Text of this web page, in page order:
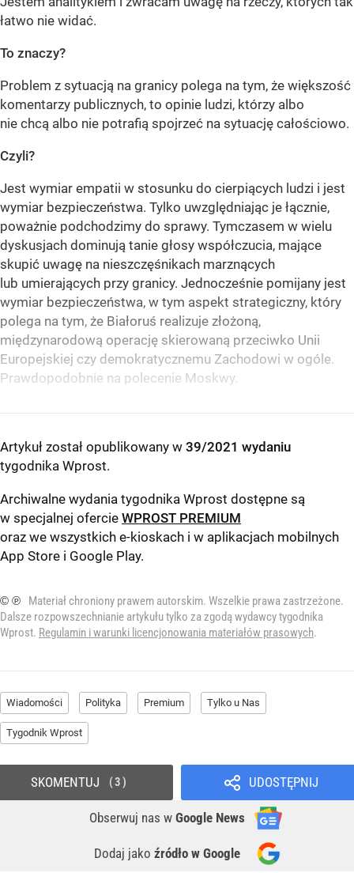
łatwo nie widać.
To znaczy?
Problem z sytuacją na granicy polega na tym, że większość
komentarzy publicznych, to opinie ludzi, którzy albo
nie chcą albo nie potrafią spojrzeć na sytuację całościowo.
Czyli?
Jest wymiar empatii w stosunku do cierpiących ludzi i jest
wymiar bezpieczeństwa. Tylko uwzględniając je łącznie,
poważnie podchodzimy do sprawy. Tymczasem w wielu
dyskusjach dominują tanie głosy współczucia, mające
skupić uwagę na nieszczęśnikach marznących
lub umierających przy granicy. Jednocześnie pomijany jest
wymiar bezpieczeństwa, w tym aspekt strategiczny, który
polega na tym, że Białoruś realizuje złożoną,
międzynarodową operację skierowaną przeciwko Unii
Europejskiej czy demokratycznemu Zachodowi w ogóle.
Prawdopodobnie na polecenie Moskwy.
Artykuł został opublikowany w 39/2021 wydaniu
tygodnika Wprost.
Archiwalne wydania tygodnika Wprost dostępne są
w specjalnej ofercie WPROST PREMIUM
oraz we wszystkich e-kioskach i w aplikacjach mobilnych
App Store i Google Play.
© ℗
Materiał chroniony prawem autorskim. Wszelkie prawa zastrzeżone.
Dalsze rozpowszechnianie artykułu tylko za zgodą wydawcy tygodnika
Wprost. Regulamin i warunki licencjonowania materiałów prasowych.
Wiadomości Polityka Premium Tylko u Nas
Tygodnik Wprost
UDOSTĘPNIJ
Obserwuj nas w Google News
Dodaj jako źródło w Google
SKOMENTUJ 3